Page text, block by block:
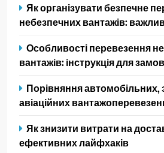
Як організувати безпечне
небезпечних вантажів:
Особливості перевезення
вантажів: інструкція для
Порівняння автомобільних,
авіаційних
Як знизити витрати на
ефективних лайфхаків